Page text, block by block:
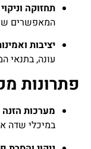
תחזוקה
המאפשרים
יציבות
עונה, בתנאי
פתרונות
מערכות
במיכלי שדה